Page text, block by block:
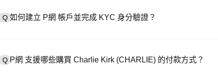
Q 如何建立 P網 帳戶並完成 KYC 身分驗證？
Q P網 支援哪些購買 Charlie Kirk (CHARLIE) 的付款方式？